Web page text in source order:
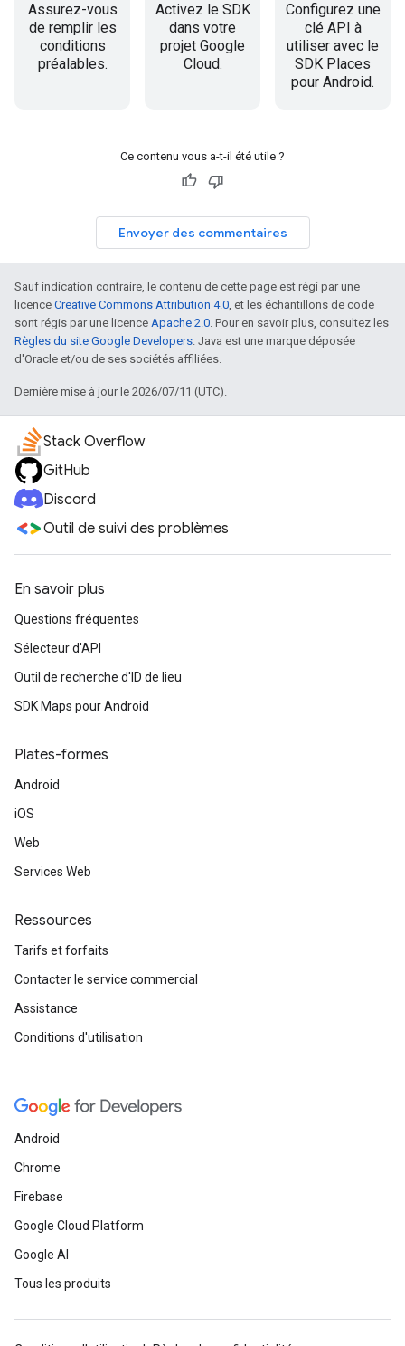
Assurez-vous
de remplir les
conditions
préalables.
Activez le SDK
dans votre
projet Google
Cloud.
Configurez une
clé API à
utiliser avec le
SDK Places
pour Android.
Ce contenu vous a-t-il été utile ?
Envoyer des commentaires
Sauf indication contraire, le contenu de cette page est régi par une
licence Creative Commons Attribution 4.0, et les échantillons de code
sont régis par une licence Apache 2.0. Pour en savoir plus, consultez les
Règles du site Google Developers. Java est une marque déposée
d'Oracle et/ou de ses sociétés affiliées.
Dernière mise à jour le 2026/07/11 (UTC).
Stack Overflow
GitHub
Discord
Outil de suivi des problèmes
En savoir plus
Questions fréquentes
Sélecteur d'API
Outil de recherche d'ID de lieu
SDK Maps pour Android
Plates-formes
Android
iOS
Web
Services Web
Ressources
Tarifs et forfaits
Contacter le service commercial
Assistance
Conditions d'utilisation
Android
Chrome
Firebase
Google Cloud Platform
Google AI
Tous les produits